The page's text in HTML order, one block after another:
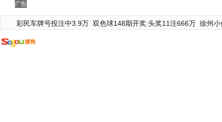
广告
彩民车牌号投注中3.9万 双色球148期开奖:头奖11注666万 徐州